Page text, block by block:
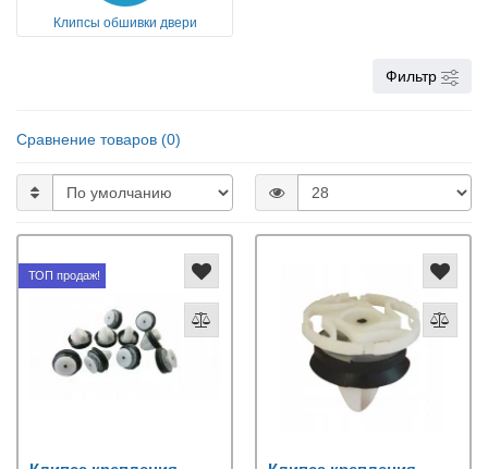
Клипсы обшивки двери
Фильтр
Сравнение товаров (0)
ТОП продаж!